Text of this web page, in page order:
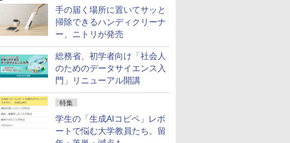
手の届く場所に置いてサッと
掃除できるハンディクリーナ
ー、ニトリが発売
総務省、初学者向け「社会人
のためのデータサイエンス入
門」リニューアル開講
特集
学生の「生成AIコピペ」レポ
ートで悩む大学教員たち。留